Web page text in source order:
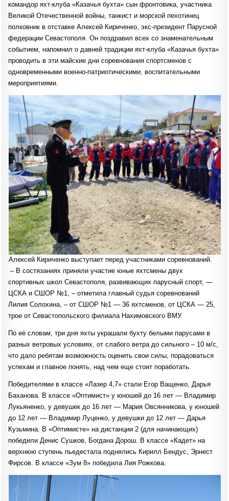
командор яхт-клуба «Казачья бухта» сын фронтовика, участника
Великой Отечественной войны, танкист и морской пехотинец
полковник в отставке Алексей Кириченко, экс-президент Парусной
федерации Севастополя. Он поздравил всех со знаменательным
событием, напомнил о давней традиции яхт-клуба «Казачья бухта»
проводить в эти майские дни соревнования спортсменов с
одновременными военно-патриотическими, воспитательными
мероприятиями.
Алексей Кириченко выступает перед участниками соревнований.
– В состязаниях приняли участие юные яхтсмены двух
спортивных школ Севастополя, развивающих парусный спорт, —
ЦСКА и СШОР №1, – отметила главный судья соревнований
Лилия Солохина, – от СШОР №1 — 36 яхтсменов, от ЦСКА — 25,
трое от Севастопольского филиала Нахимовского ВМУ.
По её словам, три дня яхты украшали бухту белыми парусами в
разных ветровых условиях, от слабого ветра до сильного – 10 м/с,
что дало ребятам возможность оценить свои силы, порадоваться
успехам и главное понять, над чем еще стоит поработать.
Победителями в классе «Лазер 4,7» стали Егор Ващенко, Дарья
Баханова. В классе «Оптимист» у юношей до 16 лет — Владимир
Лукьяненко, у девушек до 16 лет — Мария Овсянникова, у юношей
до 12 лет — Владимир Луценко, у девушки до 12 лет — Дарья
Кузьмина. В «Оптимисте» на дистанции 2 (для начинающих)
победили Денис Сушков, Богдана Дорош. В классе «Кадет» на
верхнюю ступень пьедестала поднялись Кирилл Бендус, Эрнест
Фирсов. В классе «Зум 8» победила Лия Рожкова.